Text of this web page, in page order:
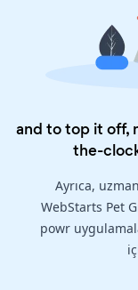
and to top it off,
the-
Ayrıca,
WebStarts Pet
powr